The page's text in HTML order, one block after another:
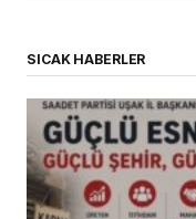
SICAK HABERLER